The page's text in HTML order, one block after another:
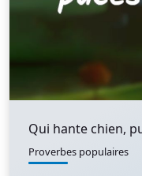
Qui hante chien,
Proverbes populaires